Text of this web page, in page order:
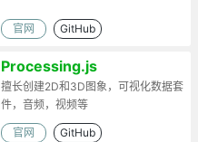
官网 GitHub
Processing.js
擅长创建2D和3D图象，可视化数据套
件，音频，视频等
官网 GitHub